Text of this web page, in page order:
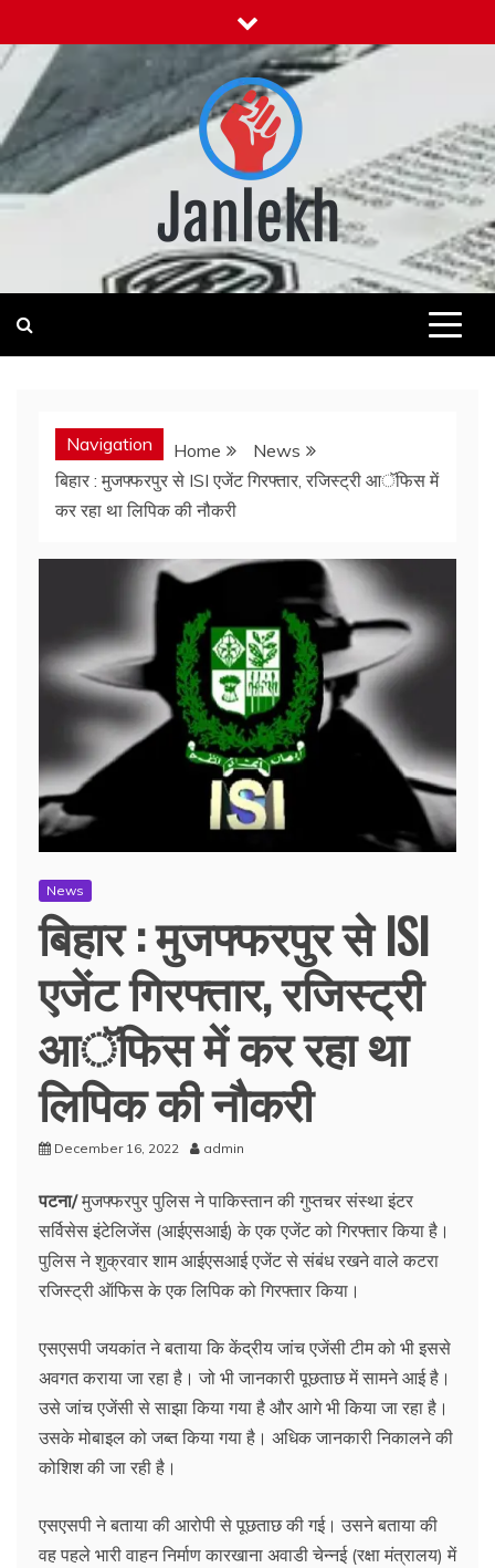
to
content
News for Public
Navigation Home
News
बिहार : मुजफ्फरपुर से ISI एजेंट गिरफ्तार, रजिस्ट्री आॅफिस में
कर रहा था लिपिक की नौकरी
News
बिहार : मुजफ्फरपुर से ISI
एजेंट गिरफ्तार, रजिस्ट्री
आॅफिस में कर रहा था
लिपिक की नौकरी
December 16, 2022 admin
पटना/मुजफ्फरपुर पुलिस ने पाकिस्तान की गुप्तचर संस्था इंटर
सर्विसेस इंटेलिजेंस (आईएसआई) के एक एजेंट को गिरफ्तार किया है।
पुलिस ने शुक्रवार शाम आईएसआई एजेंट से संबंध रखने वाले कटरा
रजिस्ट्री ऑफिस के एक लिपिक को गिरफ्तार किया।
एसएसपी जयकांत ने बताया कि केंद्रीय जांच एजेंसी टीम को भी इससे
अवगत कराया जा रहा है। जो भी जानकारी पूछताछ में सामने आई है।
उसे जांच एजेंसी से साझा किया गया है और आगे भी किया जा रहा है।
उसके मोबाइल को जब्त किया गया है। अधिक जानकारी निकालने की
कोशिश की जा रही है।
एसएसपी ने बताया की आरोपी से पूछताछ की गई। उसने बताया की
वह पहले भारी वाहन निर्माण कारखाना अवाडी चेन्नई (रक्षा मंत्रालय) में